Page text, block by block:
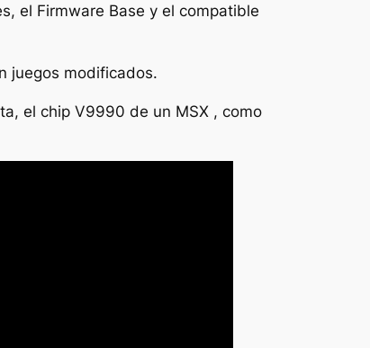
el Firmware Base y el compatible
juegos modificados.
el chip V9990 de un MSX , como